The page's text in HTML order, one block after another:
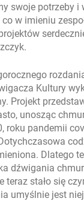
swoje potrzeby i
w imieniu
Kultury
Projekt
unosząc
roku pandemii
Dlatego
dźwigania
teraz stało się
umyślnie jest